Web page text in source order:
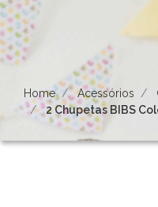
Home Acessórios
2 Chupetas BIBS